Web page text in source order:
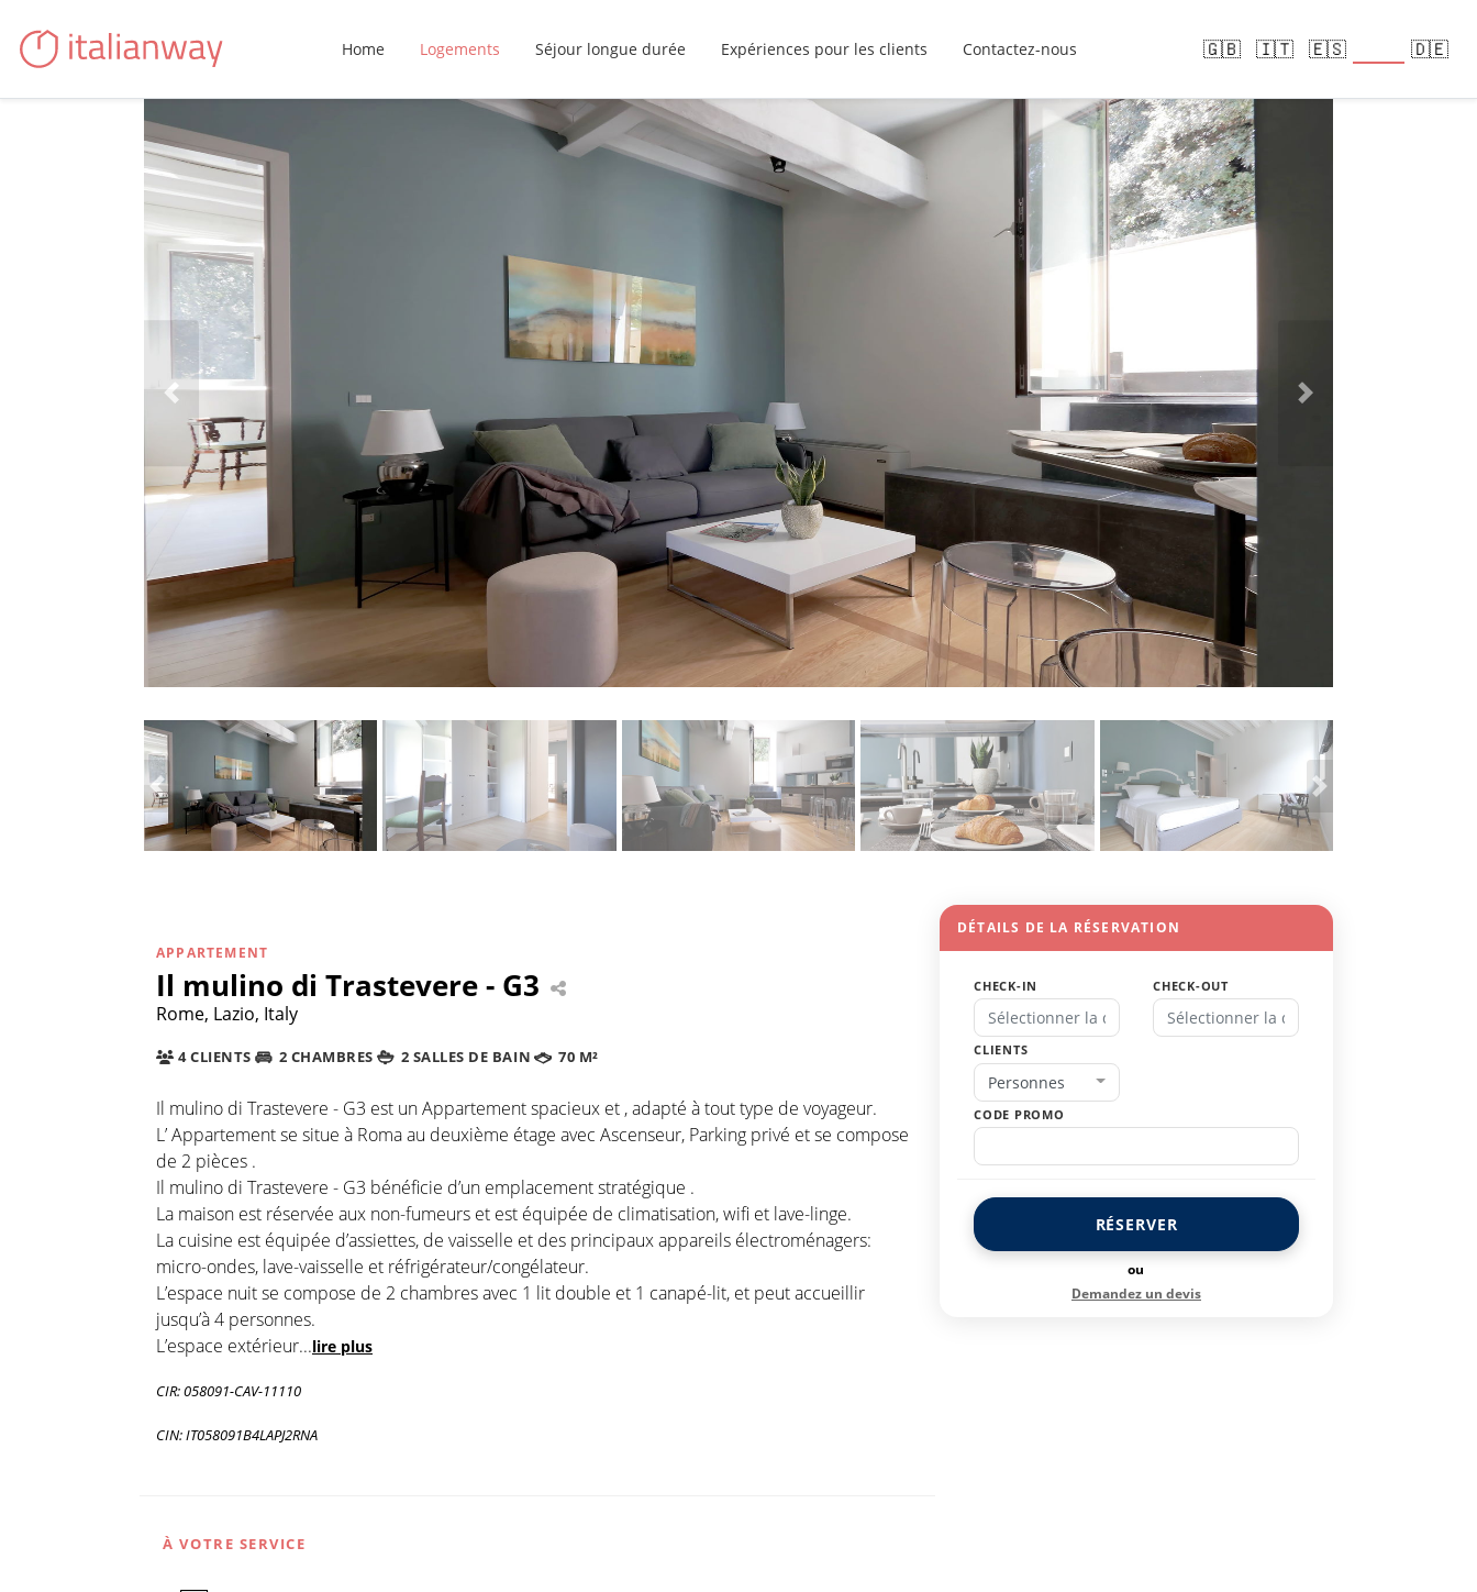
Home Logements Séjour longue durée Expériences pour les clients Contactez-nous 🇬🇧 🇮🇹 🇪🇸 🇩🇪
APPARTEMENT
Il mulino di Trastevere - G3
Rome, Lazio, Italy
4 CLIENTS 2 CHAMBRES 2 SALLES DE BAIN 70 M²
Il mulino di Trastevere - G3 est un Appartement spacieux et , adapté à tout type de voyageur.
L’ Appartement se situe à Roma au deuxième étage avec Ascenseur, Parking privé et se compose
de 2 pièces .
Il mulino di Trastevere - G3 bénéficie d’un emplacement stratégique .
La maison est réservée aux non-fumeurs et est équipée de climatisation, wifi et lave-linge.
La cuisine est équipée d’assiettes, de vaisselle et des principaux appareils électroménagers:
micro-ondes, lave-vaisselle et réfrigérateur/congélateur.
L’espace nuit se compose de 2 chambres avec 1 lit double et 1 canapé-lit, et peut accueillir
jusqu’à 4 personnes.
L’espace extérieur...lire plus
CIR: 058091-CAV-11110
CIN: IT058091B4LAPJ2RNA
À VOTRE SERVICE
DÉTAILS DE LA RÉSERVATION
CHECK-IN CHECK-OUT
CLIENTS
Personnes
CODE PROMO
RÉSERVER
ou
Demandez un devis